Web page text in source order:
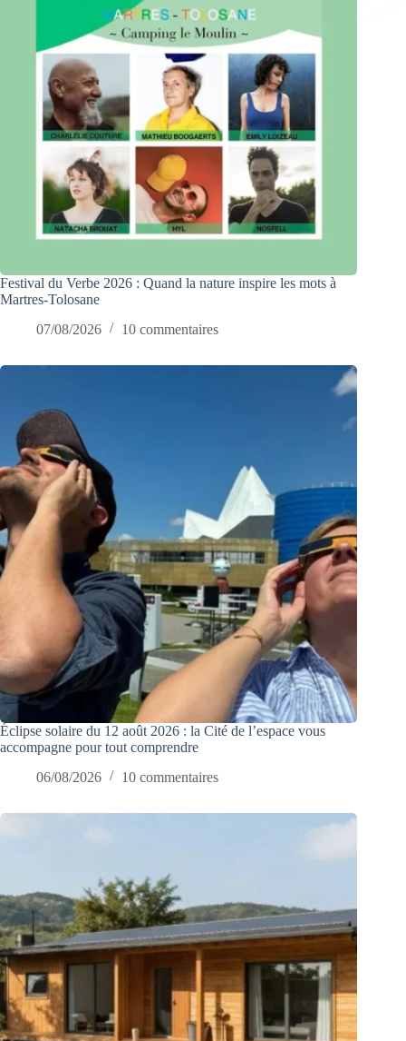
Festival du Verbe 2026 : Quand la nature inspire les mots à
Martres-Tolosane
07/08/2026
10 commentaires
Éclipse solaire du 12 août 2026 : la Cité de l’espace vous
accompagne pour tout comprendre
06/08/2026
10 commentaires